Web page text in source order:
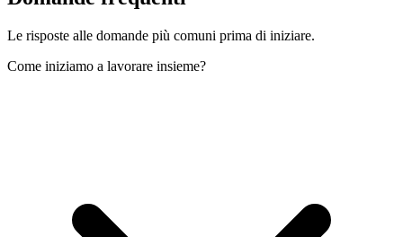
Le risposte alle domande più comuni prima di iniziare.
Come iniziamo a lavorare insieme?